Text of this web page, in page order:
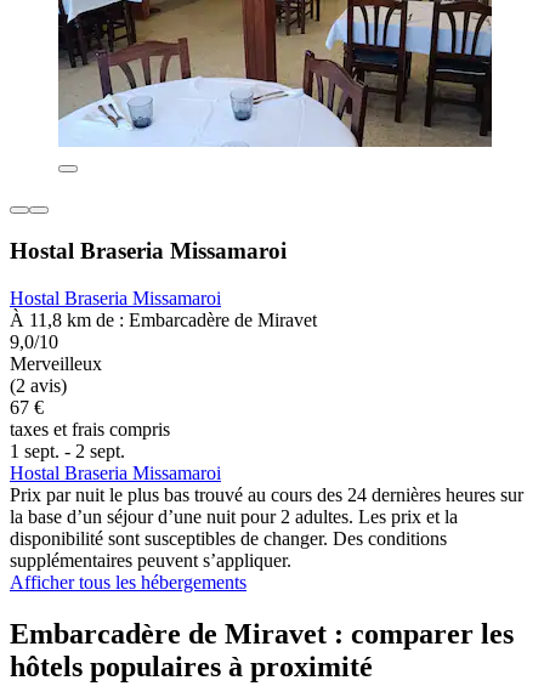
Hostal Braseria Missamaroi
Hostal Braseria Missamaroi
À 11,8 km de : Embarcadère de Miravet
9,0/10
Merveilleux
(2 avis)
67 €
taxes et frais compris
1 sept. - 2 sept.
Hostal Braseria Missamaroi
Prix par nuit le plus bas trouvé au cours des 24 dernières heures sur
la base d’un séjour d’une nuit pour 2 adultes. Les prix et la
disponibilité sont susceptibles de changer. Des conditions
supplémentaires peuvent s’appliquer.
Afficher tous les hébergements
Embarcadère de Miravet : comparer les
hôtels populaires à proximité